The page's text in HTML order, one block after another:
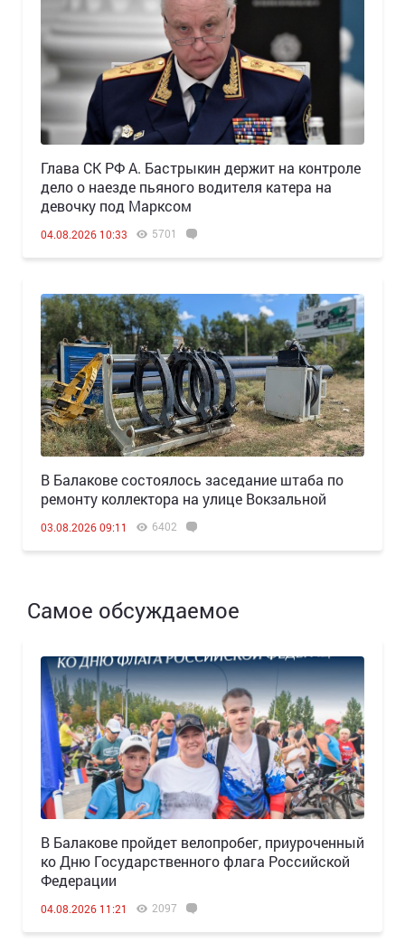
Глава СК РФ А. Бастрыкин держит на контроле
дело о наезде пьяного водителя катера на
девочку под Марксом
04.08.2026 10:33 5701
В Балакове состоялось заседание штаба по
ремонту коллектора на улице Вокзальной
03.08.2026 09:11 6402
Самое обсуждаемое
В Балакове пройдет велопробег, приуроченный
ко Дню Государственного флага Российской
Федерации
04.08.2026 11:21 2097